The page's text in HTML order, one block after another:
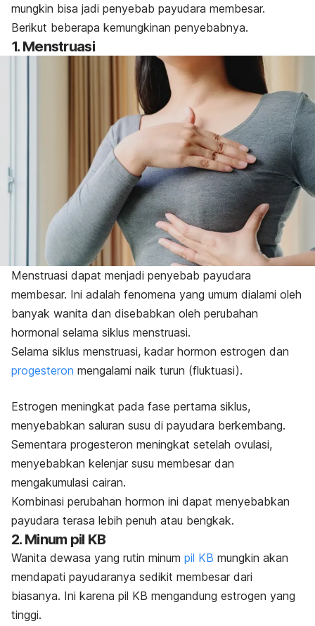
mungkin bisa jadi penyebab payudara membesar.
Berikut beberapa kemungkinan penyebabnya.
1. Menstruasi
Menstruasi dapat menjadi penyebab payudara
membesar. Ini adalah fenomena yang umum dialami oleh
banyak wanita dan disebabkan oleh perubahan
hormonal selama siklus menstruasi.
Selama siklus menstruasi, kadar hormon estrogen dan
progesteron mengalami naik turun (fluktuasi).
Estrogen meningkat pada fase pertama siklus,
menyebabkan saluran susu di payudara berkembang.
Sementara progesteron meningkat setelah ovulasi,
menyebabkan kelenjar susu membesar dan
mengakumulasi cairan.
Kombinasi perubahan hormon ini dapat menyebabkan
payudara terasa lebih penuh atau bengkak.
2. Minum pil KB
Wanita dewasa yang rutin minum pil KB mungkin akan
mendapati payudaranya sedikit membesar dari
biasanya. Ini karena pil KB mengandung estrogen yang
tinggi.